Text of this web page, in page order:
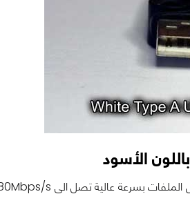
باللون الأسود